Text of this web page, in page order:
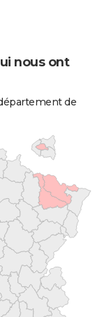
nous ont
de